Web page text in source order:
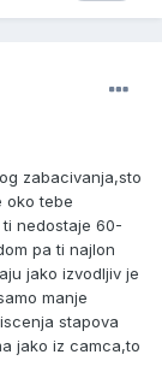
zabacivanja,sto
oko tebe
nedostaje 60-
pa ti najlon
jako izvodljiv je
manje
stapova
jako iz camca,to